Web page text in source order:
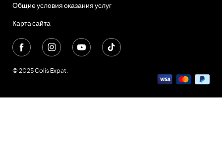
Общие условия оказания услуг
Карта сайта
© 2025 Colis Expat.